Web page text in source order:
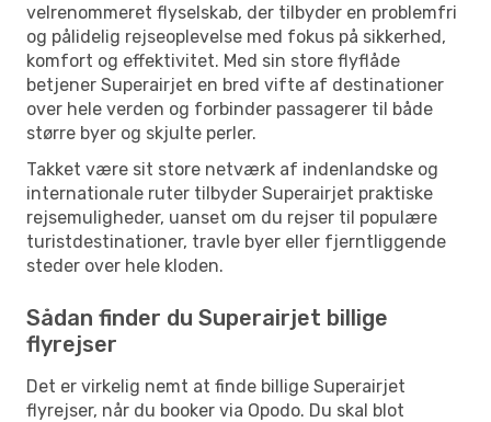
velrenommeret flyselskab, der tilbyder en problemfri
og pålidelig rejseoplevelse med fokus på sikkerhed,
komfort og effektivitet. Med sin store flyflåde
betjener Superairjet en bred vifte af destinationer
over hele verden og forbinder passagerer til både
større byer og skjulte perler.
Takket være sit store netværk af indenlandske og
internationale ruter tilbyder Superairjet praktiske
rejsemuligheder, uanset om du rejser til populære
turistdestinationer, travle byer eller fjerntliggende
steder over hele kloden.
Sådan finder du Superairjet billige
flyrejser
Det er virkelig nemt at finde billige Superairjet
flyrejser, når du booker via Opodo. Du skal blot